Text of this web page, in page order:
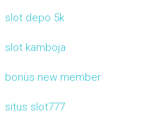
slot depo 5k
slot kamboja
bonus new member
situs slot777